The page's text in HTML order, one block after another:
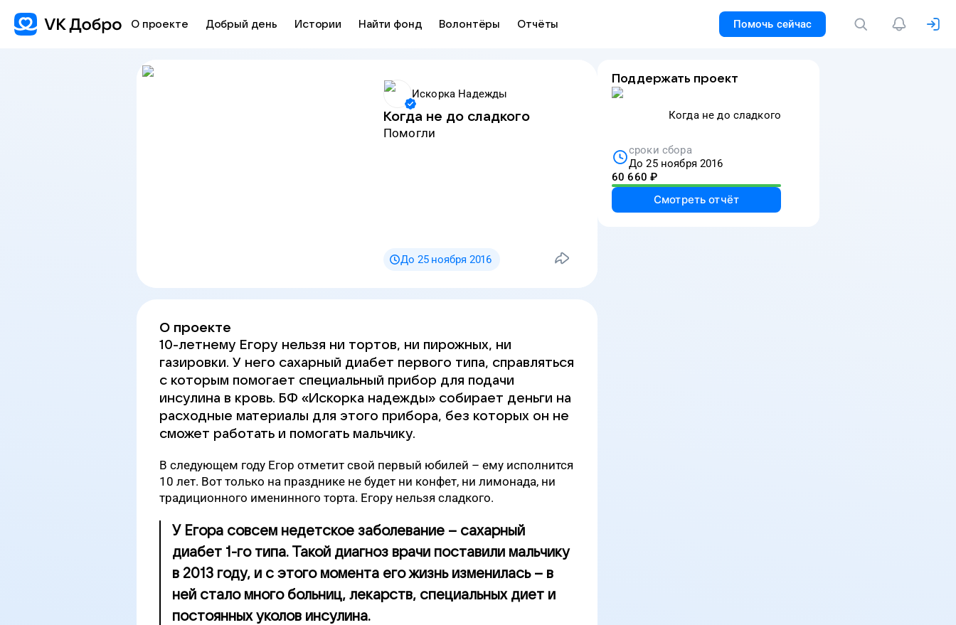
О проекте Добрый день Истории Найти фонд Волонтёры Отчёты Помочь сейчас
Искорка Надежды
Когда не до сладкого
Помогли
До 25 ноября 2016
О проекте
10-летнему Егору нельзя ни тортов, ни пирожных, ни
газировки. У него сахарный диабет первого типа, справляться
с которым помогает специальный прибор для подачи
инсулина в кровь. БФ «Искорка надежды» собирает деньги на
расходные материалы для этого прибора, без которых он не
сможет работать и помогать мальчику.
В следующем году Егор отметит свой первый юбилей – ему исполнится
10 лет. Вот только на празднике не будет ни конфет, ни лимонада, ни
традиционного именинного торта. Егору нельзя сладкого.
У Егора совсем недетское заболевание – сахарный
диабет 1-го типа. Такой диагноз врачи поставили мальчику
в 2013 году, и с этого момента его жизнь изменилась – в
ней стало много больниц, лекарств, специальных диет и
постоянных уколов инсулина.
Поддержать проект
Когда не до сладкого
сроки сбора
До 25 ноября 2016
60 660 ₽
Смотреть отчёт